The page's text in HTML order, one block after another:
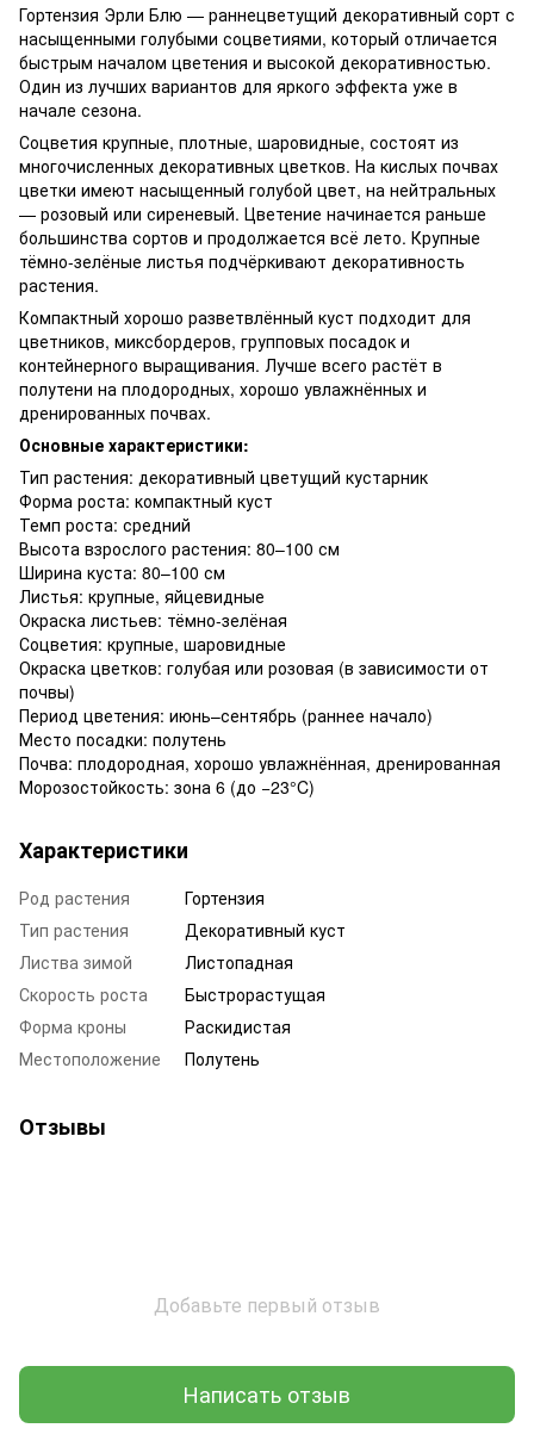
Гортензия Эрли Блю — раннецветущий декоративный сорт с
насыщенными голубыми соцветиями, который отличается
быстрым началом цветения и высокой декоративностью.
Один из лучших вариантов для яркого эффекта уже в
начале сезона.
Соцветия крупные, плотные, шаровидные, состоят из
многочисленных декоративных цветков. На кислых почвах
цветки имеют насыщенный голубой цвет, на нейтральных
— розовый или сиреневый. Цветение начинается раньше
большинства сортов и продолжается всё лето. Крупные
тёмно-зелёные листья подчёркивают декоративность
растения.
Компактный хорошо разветвлённый куст подходит для
цветников, миксбордеров, групповых посадок и
контейнерного выращивания. Лучше всего растёт в
полутени на плодородных, хорошо увлажнённых и
дренированных почвах.
Основные характеристики:
Тип растения: декоративный цветущий кустарник
Форма роста: компактный куст
Темп роста: средний
Высота взрослого растения: 80–100 см
Ширина куста: 80–100 см
Листья: крупные, яйцевидные
Окраска листьев: тёмно-зелёная
Соцветия: крупные, шаровидные
Окраска цветков: голубая или розовая (в зависимости от
почвы)
Период цветения: июнь–сентябрь (раннее начало)
Место посадки: полутень
Почва: плодородная, хорошо увлажнённая, дренированная
Морозостойкость: зона 6 (до −23°C)
Характеристики
Род растения
Гортензия
Тип растения
Декоративный куст
Листва зимой
Листопадная
Скорость роста
Быстрорастущая
Форма кроны
Раскидистая
Местоположение
Полутень
Отзывы
Добавьте первый отзыв
Написать отзыв